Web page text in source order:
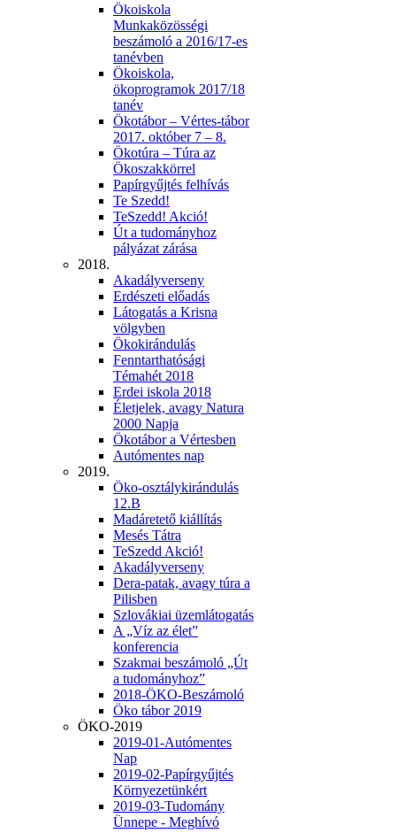
Ökoiskola
Munkaközösségi
beszámoló a 2016/17-es
tanévben
Ökoiskola,
ökoprogramok 2017/18
tanév
Ökotábor – Vértes-tábor
2017. október 7 – 8.
Ökotúra – Túra az
Ökoszakkörrel
Papírgyűjtés felhívás
Te Szedd!
TeSzedd! Akció!
Út a tudományhoz
pályázat zárása
2018.
Akadályverseny
Erdészeti előadás
Látogatás a Krisna
völgyben
Ökokirándulás
Fenntarthatósági
Témahét 2018
Erdei iskola 2018
Életjelek, avagy Natura
2000 Napja
Ökotábor a Vértesben
Autómentes nap
2019.
Öko-osztálykirándulás
12.B
Madáretető kiállítás
Mesés Tátra
TeSzedd Akció!
Akadályverseny
Dera-patak, avagy túra a
Pilisben
Szlovákiai üzemlátogatás
A „Víz az élet”
konferencia
Szakmai beszámoló „Út
a tudományhoz”
2018-ÖKO-Beszámoló
Öko tábor 2019
ÖKO-2019
2019-01-Autómentes
Nap
2019-02-Papírgyűjtés
Környezetünkért
2019-03-Tudomány
Ünnepe - Meghívó